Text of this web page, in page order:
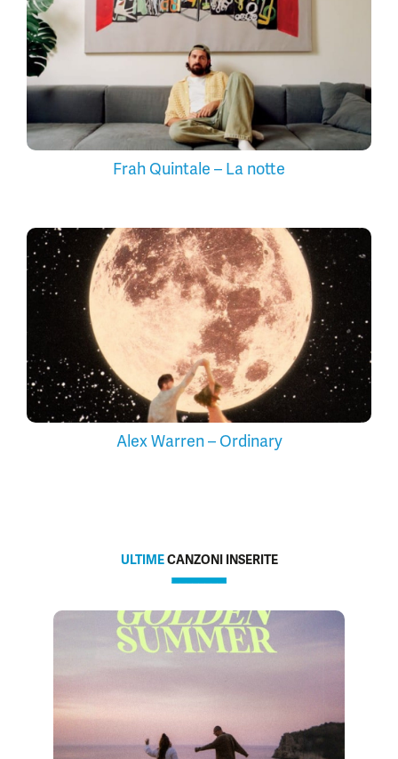
Frah Quintale – La notte
Alex Warren – Ordinary
ULTIMECANZONI INSERITE